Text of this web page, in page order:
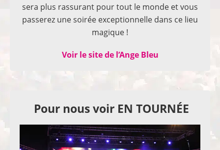
sera plus rassurant pour tout le monde et vous
passerez une soirée exceptionnelle dans ce lieu
magique !
Voir le site de l’Ange Bleu
Pour nous voir EN TOURNÉE